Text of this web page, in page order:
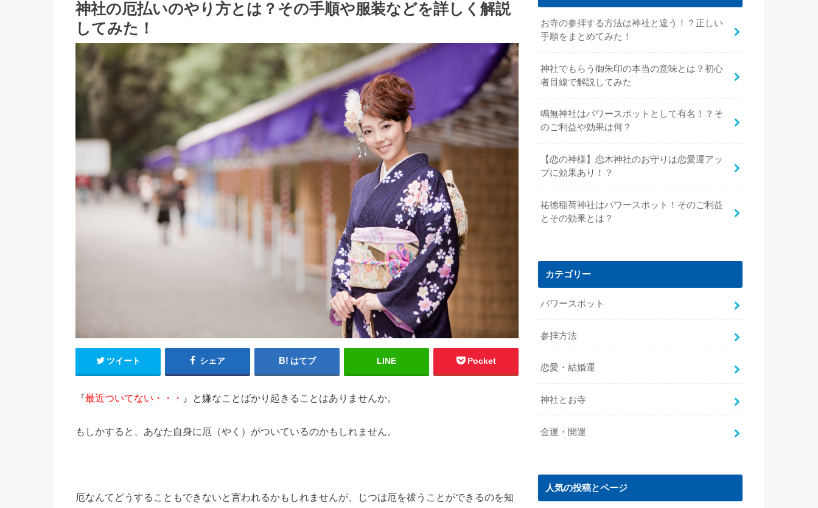
神社の厄払いのやり方とは？その手順や服装などを詳しく解説
してみた！
ツイート シェア はてブ LINE Pocket
『最近ついてない・・・ 』と嫌なことばかり起きることはありませんか。
もしかすると、あなた自身に厄（やく）がついているのかもしれません。
厄なんてどうすることもできないと言われるかもしれませんが、じつは厄を祓うことができるのを知
お寺の参拝する方法は神社と違う！？正しい
手順をまとめてみた！
神社でもらう御朱印の本当の意味とは？初心
者目線で解説してみた
鳴無神社はパワースポットとして有名！？そ
のご利益や効果は何？
【恋の神様】恋木神社のお守りは恋愛運アッ
プに効果あり！？
祐徳稲荷神社はパワースポット！そのご利益
とその効果とは？
カテゴリー
パワースポット
参拝方法
恋愛・結婚運
神社とお寺
金運・開運
人気の投稿とページ